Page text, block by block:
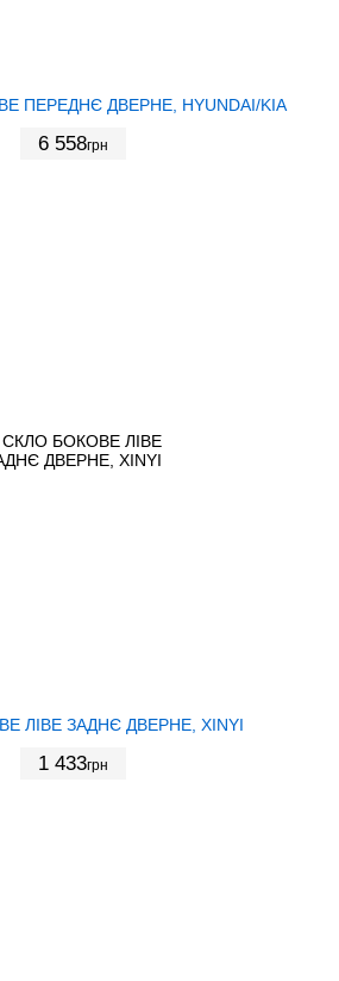
ПЕРЕДНЄ ДВЕРНЕ, HYUNDAI/KIA
6 558грн
ЛІВЕ ЗАДНЄ ДВЕРНЕ, XINYI
1 433грн